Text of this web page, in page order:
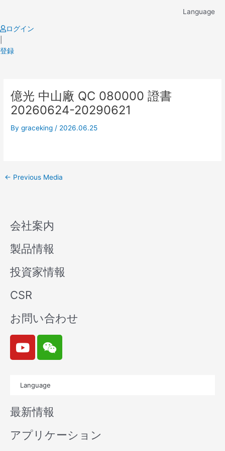
content
Language
ログイン
登録
億光 中山廠 QC 080000 證書
20260624-20290621
Bygraceking / 2026.06.25
navigation
← Previous Media
会社案内
製品情報
投資家情報
CSR
お問い合わせ
Y
o
u
b
e
W
e
i
n
Language
最新情報
アプリケーション